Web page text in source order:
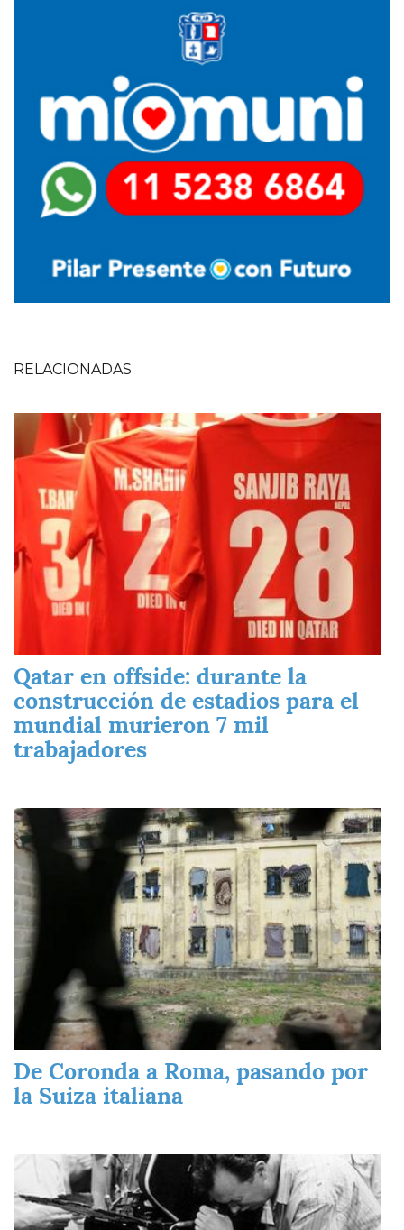
RELACIONADAS
Imagen
Qatar en offside: durante la
construcción de estadios para el
mundial murieron 7 mil
trabajadores
Imagen
De Coronda a Roma, pasando por
la Suiza italiana
Imagen